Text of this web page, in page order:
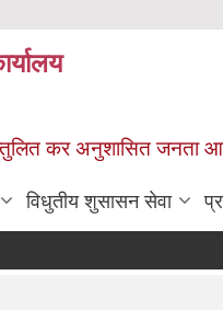
कर अनुशासित जनता
विधुतीय शुसासन सेवा